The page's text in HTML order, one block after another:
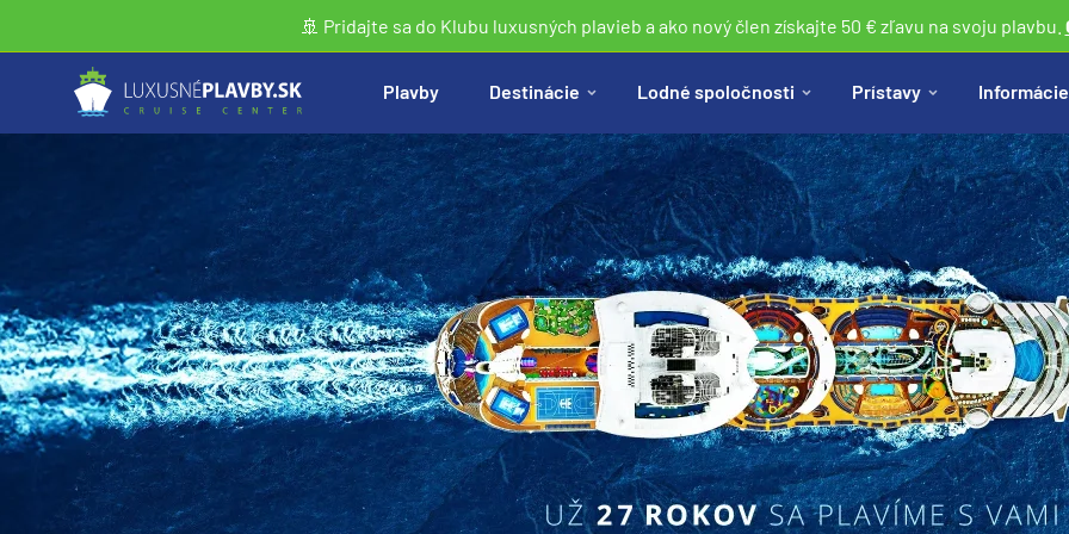
🚢 Pridajte sa do Klubu luxusných plavieb a ako nový člen získajte 50 € zľavu na svoju plavbu.
Plavby Destinácie Lodné spoločnosti Prístavy Informácie
Vyhľadať